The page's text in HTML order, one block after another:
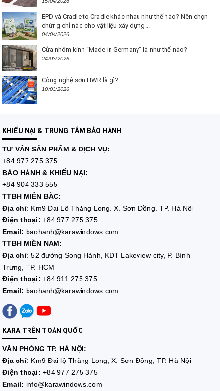
EPD và Cradle to Cradle khác nhau như thế nào? Nên chọn
chứng chỉ nào cho vật liệu xây dựng...
04/04/2026
Cửa nhôm kính “Made in Germany” là như thế nào?
24/03/2026
Công nghệ sơn HWR là gì?
10/03/2026
KHIẾU NẠI & TRUNG TÂM BẢO HÀNH
TƯ VẤN SẢN PHẨM & DỊCH VỤ:
+84 977 275 375
BẢO HÀNH & KHIẾU NẠI:
+84 904 333 555
TTBH MIỀN BẮC:
Địa chỉ: Km9 Đại Lộ Thăng Long, X. Sơn Đồng, TP. Hà Nội
Điện thoại: +84 977 275 375
Email: baohanh@karawindows.com
TTBH MIỀN NAM:
Địa chỉ: 52 đường Song Hành, KĐT Lakeview city, P. Bình
Trưng, TP. HCM
Điện thoại: +84 911 275 375
Email: baohanh@karawindows.com
KARA TRÊN TOÀN QUỐC
VĂN PHÒNG TP. HÀ NỘI:
Địa chỉ: Km9 Đại lộ Thăng Long, X. Sơn Đồng, TP. Hà Nội
Điện thoại: +84 977 275 375
Email: info@karawindows.com